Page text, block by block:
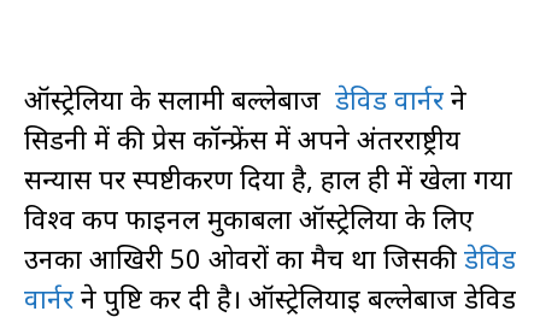
ऑस्ट्रेलिया के सलामी बल्लेबाज डेविड वार्नर ने
सिडनी में की प्रेस कॉन्फ्रेंस में अपने अंतरराष्ट्रीय
सन्यास पर स्पष्टीकरण दिया है, हाल ही में खेला गया
विश्व कप फाइनल मुकाबला ऑस्ट्रेलिया के लिए
उनका आखिरी 50 ओवरों का मैच था जिसकी डेविड
वार्नर ने पुष्टि कर दी है। ऑस्ट्रेलियाई बल्लेबाज डेविड